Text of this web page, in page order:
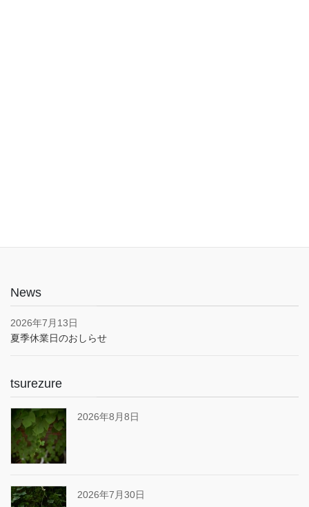
News
2026年7月13日
夏季休業日のおしらせ
tsurezure
2026年8月8日
2026年7月30日